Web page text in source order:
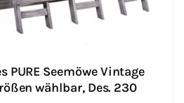
PURE Seemöwe Vintage
wählbar, Des. 230